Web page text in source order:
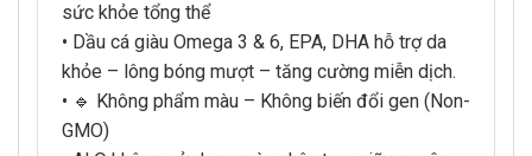
sức khỏe tổng thể
• Dầu cá giàu Omega 3 & 6, EPA, DHA hỗ trợ da
khỏe – lông bóng mượt – tăng cường miễn dịch.
• 🔹 Không phẩm màu – Không biến đổi gen (Non-
GMO)